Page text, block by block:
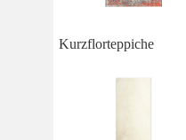
Kurzflorteppiche